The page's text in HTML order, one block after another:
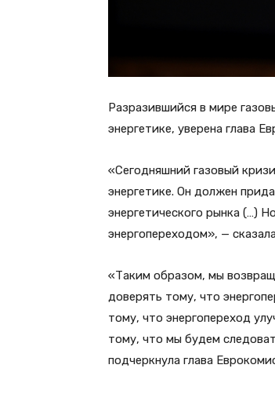
Разразившийся в мире
энергетике, уверена глава
«Сегодняшний газовый
энергетике. Он должен
энергетического рынка (…)
энергопереходом», —
«Таким образом, мы
доверять тому, что
тому, что энергопереход
тому, что мы будем
подчеркнула глава